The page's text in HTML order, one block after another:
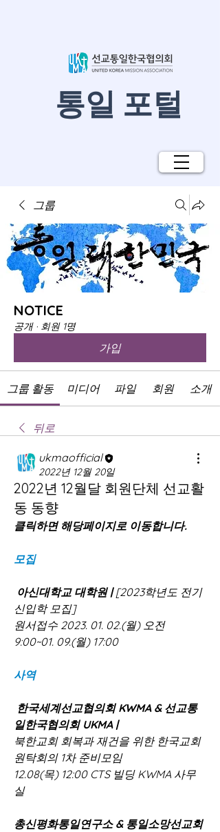
​통일 포털
그룹
NOTICE
공개 · 회원 1명
가입
그룹 활동 미디어 파일 회원 소개
뒤로
ukmaofficial
2022년 12월 20일
2022년 12월달 회원단체 선교활
동 동향
클릭하면 해당페이지로 이동합니다.
모집
아신대학교 대학원 | [2023학년도 전기
신입학 모집]
원서접수 2023. 01. 02.(월) 오전
9:00~01. 09.(월) 17:00
사역
한국세계선교협의회 KWMA & 선교통
일한국협의회 UKMA |
북한교회 회복과 재건을 위한 한국교회
원탁회의 1차 준비모임
12.08(목) 12:00 CTS 빌딩 KWMA 사무
실
​총신평화통일연구소 & 통일소망선교회